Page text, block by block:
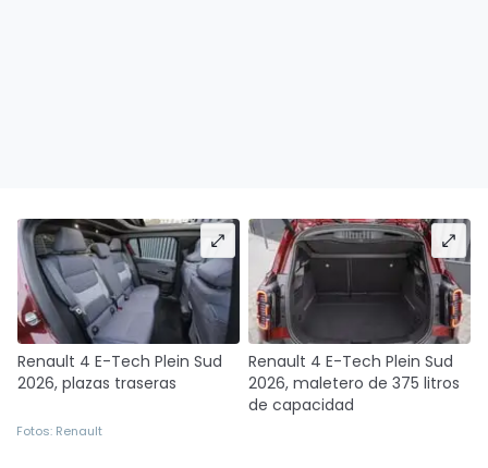
Renault 4 E-Tech Plein Sud
2026, plazas traseras
Renault 4 E-Tech Plein Sud
2026, maletero de 375 litros
de capacidad
Fotos: Renault